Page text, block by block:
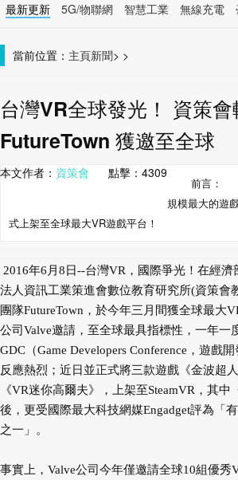
最新更新 5G/物聯網 智慧工業 無線充電
當前位置： 主頁 >
新聞 >
台灣VR全球發光！ 資策
FutureTown 獲邀至全球
本文作者： 資策會 點擊： 4309
前言：
規模最大的遊
式上架至全球最大VR遊戲平台！
2016年6月8日--台灣VR，國際爭光！在經濟
法人資訊工業策進會數位教育研究所(資策會
團隊FutureTown，於今年三月間獲全球最大
公司Valve邀請，至全球最具指標性，一年一
GDC（Game Developers Conference，遊戲
反應熱烈；近日並正式將三款遊戲《金波超
《VR迷你高爾夫》，上架至SteamVR，其中
後，更受國際最大科技網媒Engadget評為「
之一」。
事實上，Valve公司今年僅邀請全球10組優秀